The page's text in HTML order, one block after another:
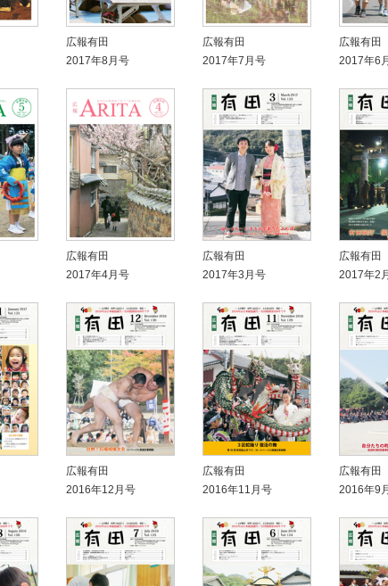
広報有田
2017年8月号
広報有田
2017年7月号
広報有田
2017年6
広報有田
2017年4月号
広報有田
2017年3月号
広報有田
2017年2
広報有田
2016年12月号
広報有田
2016年11月号
広報有田
2016年9